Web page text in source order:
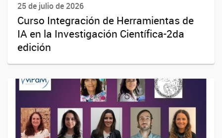
25 de julio de 2026
Curso Integración de Herramientas de
IA en la Investigación Científica-2da
edición